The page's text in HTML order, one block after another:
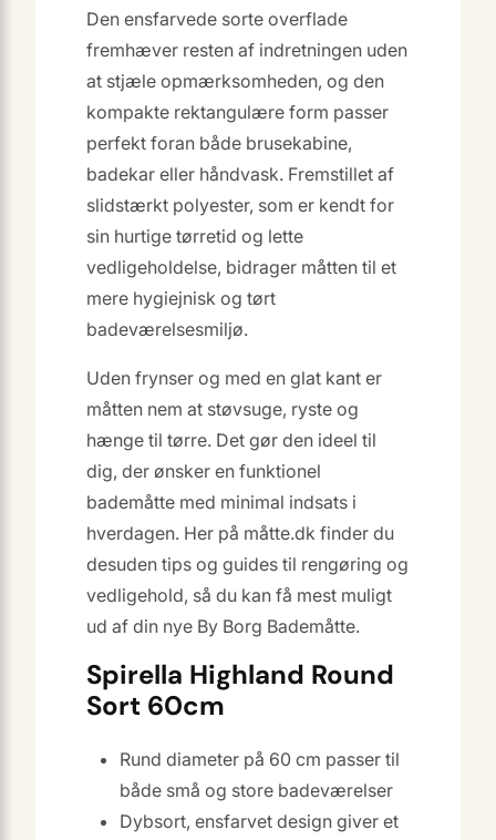
Den ensfarvede sorte overflade
fremhæver resten af indretningen uden
at stjæle opmærksomheden, og den
kompakte rektangulære form passer
perfekt foran både brusekabine,
badekar eller håndvask. Fremstillet af
slidstærkt polyester, som er kendt for
sin hurtige tørretid og lette
vedligeholdelse, bidrager måtten til et
mere hygiejnisk og tørt
badeværelsesmiljø.
Uden frynser og med en glat kant er
måtten nem at støvsuge, ryste og
hænge til tørre. Det gør den ideel til
dig, der ønsker en funktionel
bademåtte med minimal indsats i
hverdagen. Her på måtte.dk finder du
desuden tips og guides til rengøring og
vedligehold, så du kan få mest muligt
ud af din nye By Borg Bademåtte.
Spirella Highland Round
Sort 60cm
Rund diameter på 60 cm passer til
både små og store badeværelser
Dybsort, ensfarvet design giver et